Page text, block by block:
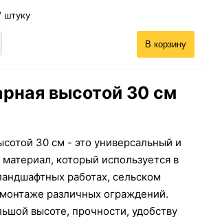
штуку
В корзину
высотой 30 см
30 см - это универсальный и
который используется в
работах, сельском
различных ограждений.
высоте, прочности, удобству